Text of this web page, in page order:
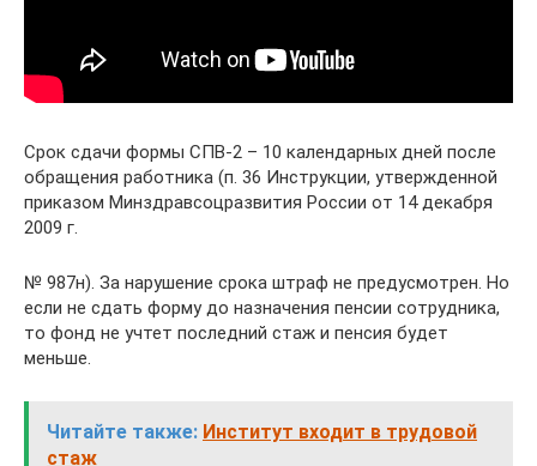
Срок сдачи формы СПВ-2 – 10 календарных дней после
обращения работника (п. 36 Инструкции, утвержденной
приказом Минздравсоцразвития России от 14 декабря
2009 г.
№ 987н). За нарушение срока штраф не предусмотрен. Но
если не сдать форму до назначения пенсии сотрудника,
то фонд не учтет последний стаж и пенсия будет
меньше.
Читайте также: Институт входит в трудовой
стаж